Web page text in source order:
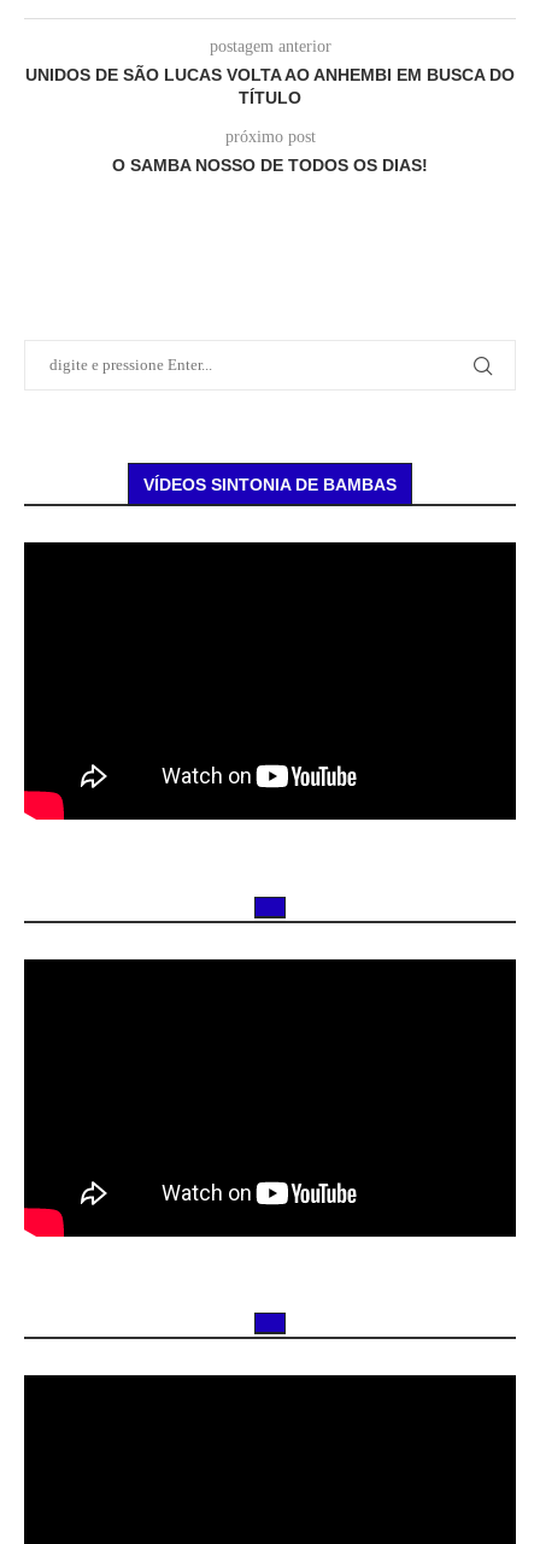
postagem anterior
UNIDOS DE SÃO LUCAS VOLTA AO ANHEMBI EM BUSCA DO
TÍTULO
próximo post
O SAMBA NOSSO DE TODOS OS DIAS!
VÍDEOS SINTONIA DE BAMBAS